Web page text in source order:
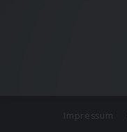
Impressum